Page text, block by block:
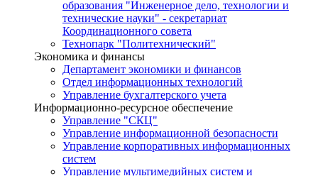
образования "Инженерное дело, технологии и
технические науки" - секретариат
Координационного совета
Технопарк "Политехнический"
Экономика и финансы
Департамент экономики и финансов
Отдел информационных технологий
Управление бухгалтерского учета
Информационно-ресурсное обеспечение
Управление "СКЦ"
Управление информационной безопасности
Управление корпоративных информационных
систем
Управление мультимедийных систем и